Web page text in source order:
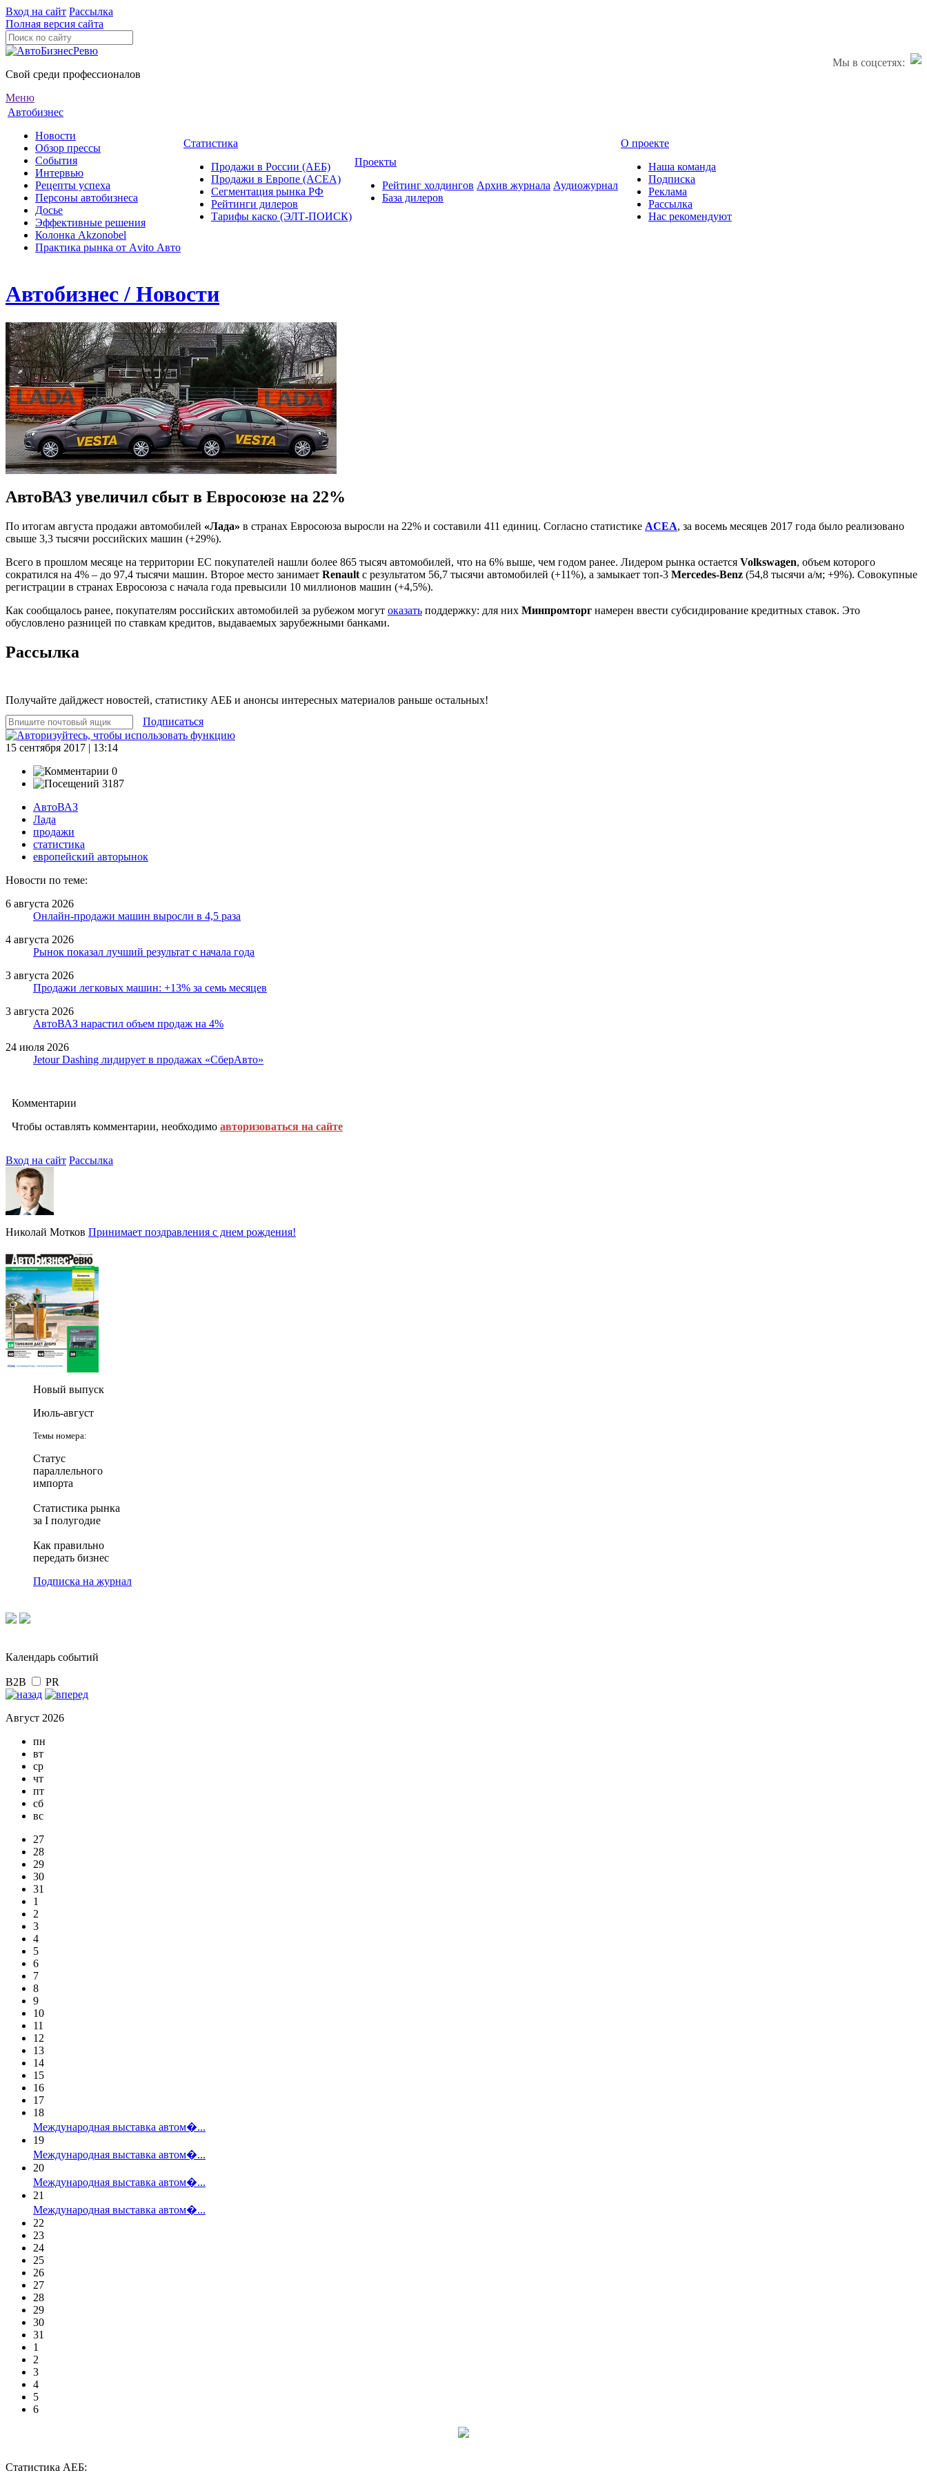
Вход на сайт Рассылка
Полная версия сайта
Мы в соцсетях:
Свой среди профессионалов
Меню
Автобизнес
Новости
Обзор прессы
События
Интервью
Рецепты успеха
Персоны автобизнеса
Досье
Эффективные решения
Колонка Akzonobel
Практика рынка от Аvito Авто
Статистика
Продажи в России (АЕБ)
Продажи в Европе (ACEA)
Сегментация рынка РФ
Рейтинги дилеров
Тарифы каско (ЭЛТ-ПОИСК)
Проекты
Рейтинг холдингов
База дилеров
Архив журнала Аудиожурнал
О проекте
Наша команда
Подписка
Реклама
Рассылка
Нас рекомендуют
Автобизнес / Новости
АвтоВАЗ увеличил сбыт в Евросоюзе на 22%
По итогам августа продажи автомобилей «Лада» в странах Евросоюза выросли на 22% и составили 411 единиц. Согласно статистике ACEA, за восемь месяцев 2017 года было реализовано
свыше 3,3 тысячи российских машин (+29%).
Всего в прошлом месяце на территории ЕС покупателей нашли более 865 тысяч автомобилей, что на 6% выше, чем годом ранее. Лидером рынка остается Volkswagen, объем которого
сократился на 4% – до 97,4 тысячи машин. Второе место занимает Renault с результатом 56,7 тысячи автомобилей (+11%), а замыкает топ-3 Mercedes-Benz (54,8 тысячи а/м; +9%). Совокупные
регистрации в странах Евросоюза с начала года превысили 10 миллионов машин (+4,5%).
Как сообщалось ранее, покупателям российских автомобилей за рубежом могут оказать поддержку: для них Минпромторг намерен ввести субсидирование кредитных ставок. Это
обусловлено разницей по ставкам кредитов, выдаваемых зарубежными банками.
Рассылка
Получайте дайджест новостей, статистику АЕБ и анонсы интересных материалов раньше остальных!
Подписаться
15 сентября 2017 | 13:14
0
3187
АвтоВАЗ
Лада
продажи
статистика
европейский авторынок
Новости по теме:
6 августа 2026
Онлайн-продажи машин выросли в 4,5 раза
4 августа 2026
Рынок показал лучший результат с начала года
3 августа 2026
Продажи легковых машин: +13% за семь месяцев
3 августа 2026
АвтоВАЗ нарастил объем продаж на 4%
24 июля 2026
Jetour Dashing лидирует в продажах «СберАвто»
Комментарии
Чтобы оставлять комментарии, необходимо авторизоваться на сайте
Вход на сайт Рассылка
Николай Мотков Принимает поздравления с днем рождения!
Новый выпуск
Июль-август
Темы номера:
Статус
параллельного
импорта
Статистика рынка
за I полугодие
Как правильно
передать бизнес
Подписка на журнал
Календарь событий
B2B PR
Август 2026
пн
вт
ср
чт
пт
сб
вс
27
28
29
30
31
1
2
3
4
5
6
7
8
9
10
11
12
13
14
15
16
17
18
Международная выставка автом�...
19
Международная выставка автом�...
20
Международная выставка автом�...
21
Международная выставка автом�...
22
23
24
25
26
27
28
29
30
31
1
2
3
4
5
6
Статистика АЕБ: